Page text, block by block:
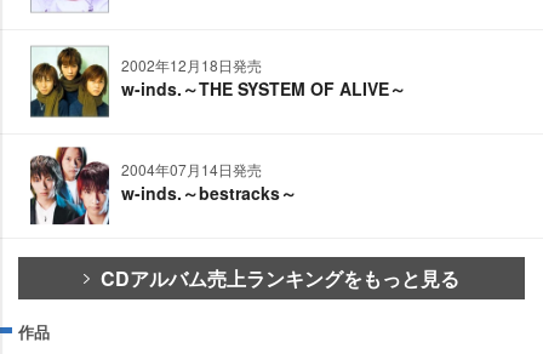
2002年12月18日発売
w-inds.～THE SYSTEM OF ALIVE～
2004年07月14日発売
w-inds.～bestracks～
CDアルバム売上ランキングをもっと見る
作品